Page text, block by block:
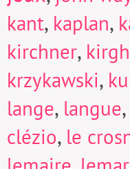
kant, kaplan,
kirchner,
krzykawski,
lange, langue,
clézio, le